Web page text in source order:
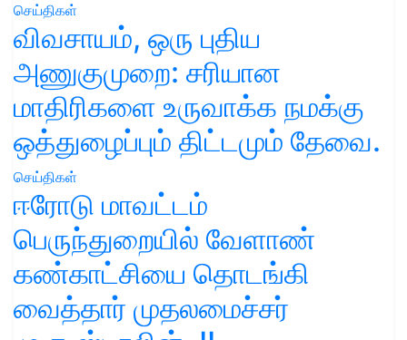
செய்திகள்
விவசாயம், ஒரு புதிய
அணுகுமுறை: சரியான
மாதிரிகளை உருவாக்க நமக்கு
ஒத்துழைப்பும் திட்டமும் தேவை.
செய்திகள்
ஈரோடு மாவட்டம்
பெருந்துறையில் வேளாண்
கண்காட்சியை தொடங்கி
வைத்தார் முதலமைச்சர்